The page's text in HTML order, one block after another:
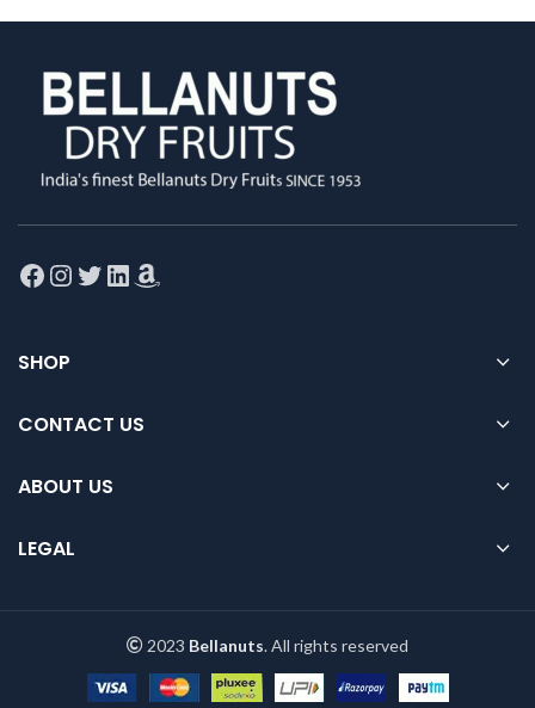
Facebook
Instagram
Twitter
LinkedIn
Amazon
SHOP
CONTACT US
ABOUT US
LEGAL
2023 Bellanuts. All rights reserved